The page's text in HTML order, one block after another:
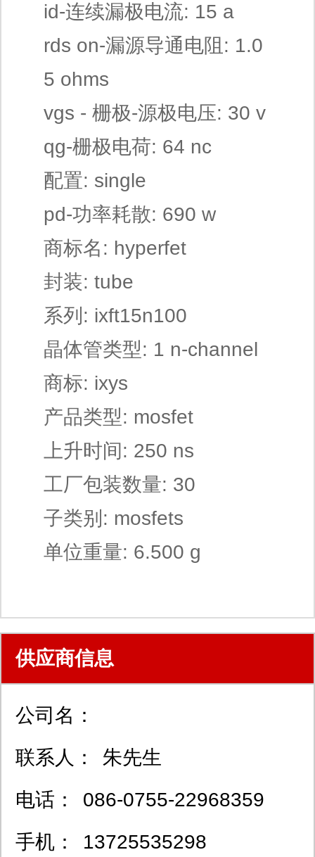
id-连续漏极电流: 15 a
rds on-漏源导通电阻: 1.0
5 ohms
vgs - 栅极-源极电压: 30 v
qg-栅极电荷: 64 nc
配置: single
pd-功率耗散: 690 w
商标名: hyperfet
封装: tube
系列: ixft15n100
晶体管类型: 1 n-channel
商标: ixys
产品类型: mosfet
上升时间: 250 ns
工厂包装数量: 30
子类别: mosfets
单位重量: 6.500 g
供应商信息
公司名：
联系人：
朱先生
电话：
086-0755-22968359
手机：
13725535298